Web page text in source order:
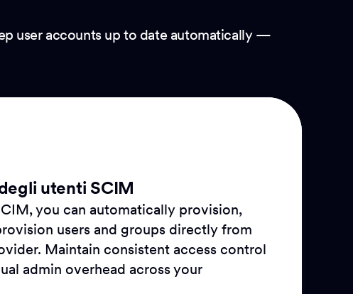
user accounts up to date automatically —
utenti SCIM
you can automatically provision,
users and groups directly from
Maintain consistent access control
admin overhead across your